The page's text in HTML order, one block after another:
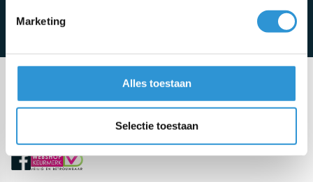
Marketing
Alles toestaan
Selectie toestaan
Aanmelden
info@antonsen.be